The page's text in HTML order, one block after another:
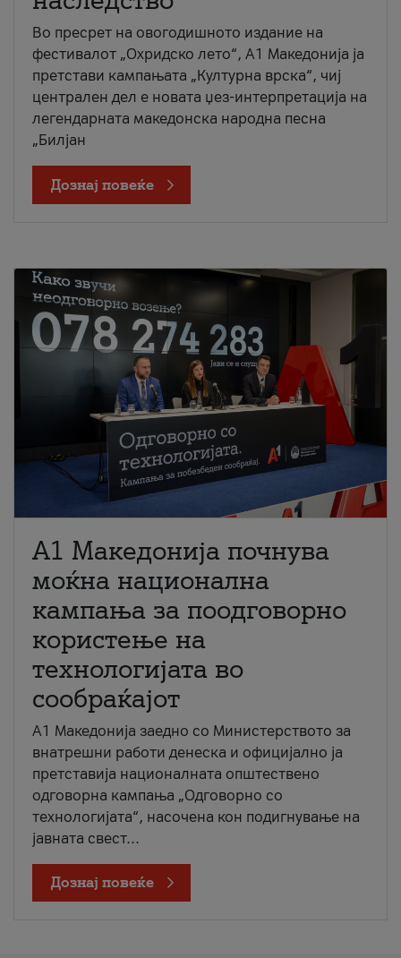
Во пресрет на овогодишното издание на
фестивалот „Охридско лето“, А1 Македонија ја
претстави кампањата „Културна врска“, чиј
централен дел е новата џез-интерпретација на
легендарната македонска народна песна
„Билјан
Дознај повеќе
A1 Македонија почнува
моќна национална
кампања за поодговорно
користење на
технологијата во
сообраќајот
A1 Македонија заедно со Министерството за
внатрешни работи денеска и официјално ја
претставија националната општествено
одговорна кампања „Одговорно со
технологијата“, насочена кон подигнување на
јавната свест...
Дознај повеќе